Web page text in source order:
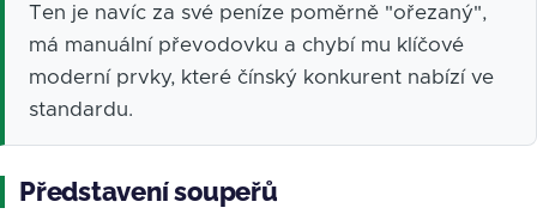
Ten je navíc za své peníze poměrně "ořezaný",
má manuální převodovku a chybí mu klíčové
moderní prvky, které čínský konkurent nabízí ve
standardu.
Představení soupeřů